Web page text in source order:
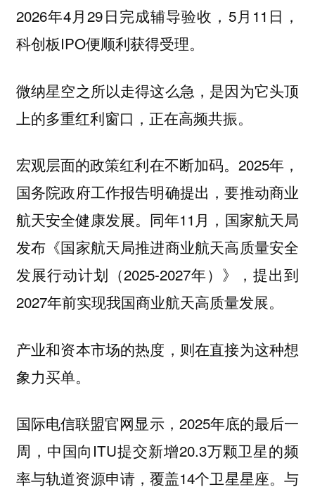
2026年4月29日完成辅导验收，5月11日，
科创板IPO便顺利获得受理。
微纳星空之所以走得这么急，是因为它头顶
上的多重红利窗口，正在高频共振。
宏观层面的政策红利在不断加码。 2025年，
国务院政府工作报告明确提出，要推动商业
航天安全健康发展。同年11月，国家航天局
发布《国家航天局推进商业航天高质量安全
发展行动计划（2025-2027年）》，提出到
2027年前实现我国商业航天高质量发展。
产业和资本市场的热度，则在直接为这种想
象力买单。
国际电信联盟官网显示， 2025年底的最后一
周，中国向ITU提交新增20.3万颗卫星的频
率与轨道资源申请，覆盖14个卫星星座。与